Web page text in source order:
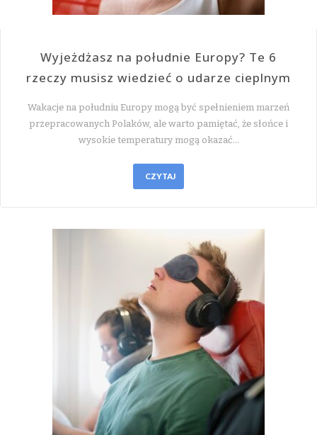
Wyjeżdżasz na południe Europy? Te 6
rzeczy musisz wiedzieć o udarze cieplnym
Wakacje na południu Europy mogą być spełnieniem marzeń
przepracowanych Polaków, ale warto pamiętać, że słońce i
wysokie temperatury mogą okazać…
CZYTAJ